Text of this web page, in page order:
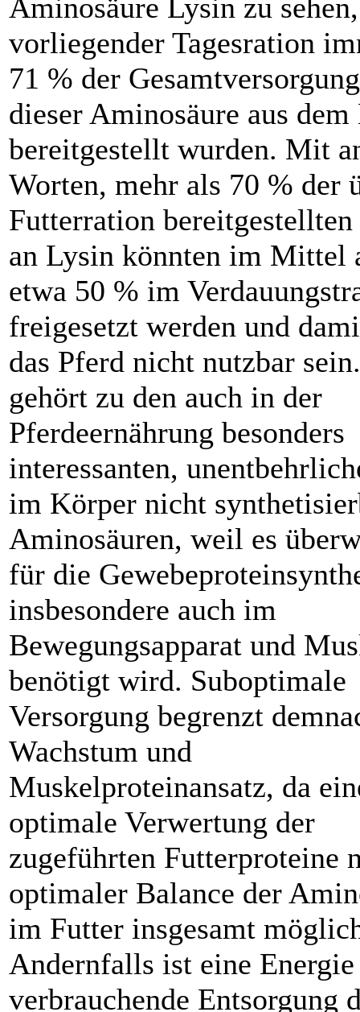
Aminosäure Lysin zu
vorliegender Tagesration
71 % der
dieser Aminosäure aus dem
bereitgestellt wurden. Mit
Worten, mehr als 70 % der
Futterration
an Lysin könnten im Mittel
etwa 50 % im
freigesetzt werden und
das Pferd nicht nutzbar
gehört zu den auch in der
Pferdeernährung besonders
interessanten,
im Körper nicht
Aminosäuren, weil es
für die
insbesondere auch im
Bewegungsapparat und
benötigt wird. Suboptimale
Versorgung begrenzt
Wachstum und
Muskelproteinansatz, da
optimale Verwertung der
zugeführten Futterproteine
optimaler Balance der
im Futter insgesamt
Andernfalls ist eine Energie
verbrauchende Entsorgung